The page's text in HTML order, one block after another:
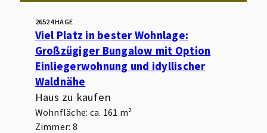
26524 HAGE
Viel Platz in bester Wohnlage:
Großzügiger Bungalow mit Option
Einliegerwohnung und idyllischer
Waldnähe
Haus zu kaufen
Wohnfläche: ca. 161 m²
Zimmer: 8